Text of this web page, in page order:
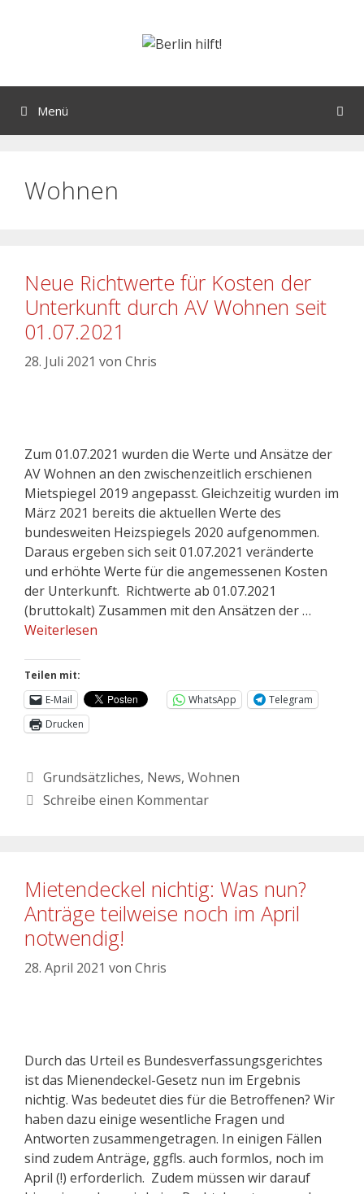
Menü
Wohnen
Neue Richtwerte für Kosten der
Unterkunft durch AV Wohnen seit
01.07.2021
28. Juli 2021 von Chris
Zum 01.07.2021 wurden die Werte und Ansätze der
AV Wohnen an den zwischenzeitlich erschienen
Mietspiegel 2019 angepasst. Gleichzeitig wurden im
März 2021 bereits die aktuellen Werte des
bundesweiten Heizspiegels 2020 aufgenommen.
Daraus ergeben sich seit 01.07.2021 veränderte
und erhöhte Werte für die angemessenen Kosten
der Unterkunft. Richtwerte ab 01.07.2021
(bruttokalt) Zusammen mit den Ansätzen der …
Weiterlesen
Teilen mit:
E-Mail
WhatsApp
Telegram
Drucken
Grundsätzliches, News, Wohnen
Schreibe einen Kommentar
Mietendeckel nichtig: Was nun?
Anträge teilweise noch im April
notwendig!
28. April 2021 von Chris
Durch das Urteil es Bundesverfassungsgerichtes
ist das Mienendeckel-Gesetz nun im Ergebnis
nichtig. Was bedeutet dies für die Betroffenen? Wir
haben dazu einige wesentliche Fragen und
Antworten zusammengetragen. In einigen Fällen
sind zudem Anträge, ggfls. auch formlos, noch im
April (!) erforderlich. Zudem müssen wir darauf